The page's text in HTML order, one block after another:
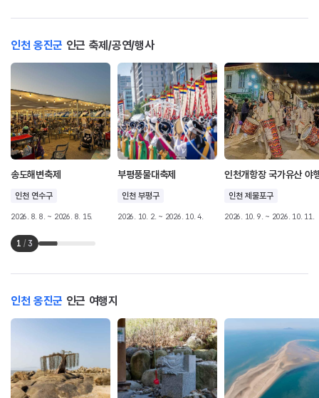
인천 옹진군 인근 축제/공연/행사
송도해변축제
인천 연수구
2026. 8. 8. ~ 2026. 8. 15.
부평풍물대축제
인천 부평구
2026. 10. 2. ~ 2026. 10. 4.
인천개항장 국가유산 야
인천 제물포구
2026. 10. 9. ~ 2026. 10. 11.
1 / 3
인천 옹진군 인근 여행지